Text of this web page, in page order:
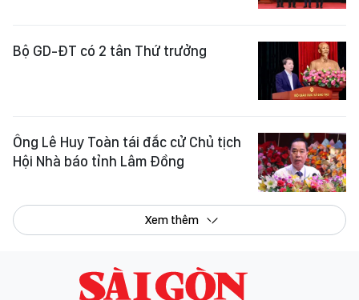
Bộ GD-ĐT có 2 tân Thứ trưởng
Ông Lê Huy Toàn tái đắc cử Chủ tịch
Hội Nhà báo tỉnh Lâm Đồng
Xem thêm